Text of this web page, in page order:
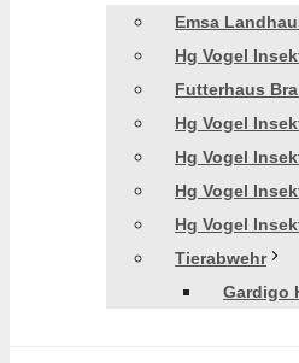
Emsa
Hg Vogel
Futterhaus
Hg Vogel
Hg Vogel
Hg Vogel
Hg Vogel
Tierabwehr
Gardigo